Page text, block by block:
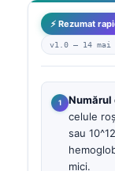
⚡ Rezumat
v1.0 — 14 mai
Numărul
celule
sau
mici.